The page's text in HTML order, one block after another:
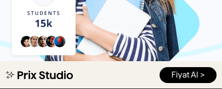
Fiyat Al >